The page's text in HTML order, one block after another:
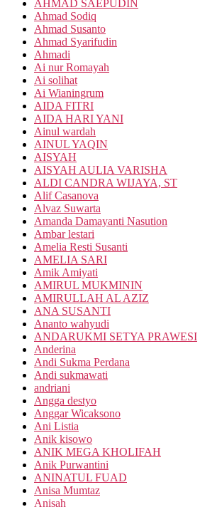
AHMAD SAEPUDIN
Ahmad Sodiq
Ahmad Susanto
Ahmad Syarifudin
Ahmadi
Ai nur Romayah
Ai solihat
Ai Wianingrum
AIDA FITRI
AIDA HARI YANI
Ainul wardah
AINUL YAQIN
AISYAH
AISYAH AULIA VARISHA
ALDI CANDRA WIJAYA, ST
Alif Casanova
Alvaz Suwarta
Amanda Damayanti Nasution
Ambar lestari
Amelia Resti Susanti
AMELIA SARI
Amik Amiyati
AMIRUL MUKMININ
AMIRULLAH AL AZIZ
ANA SUSANTI
Ananto wahyudi
ANDARUKMI SETYA PRAWESI
Anderina
Andi Sukma Perdana
Andi sukmawati
andriani
Angga destyo
Anggar Wicaksono
Ani Listia
Anik kisowo
ANIK MEGA KHOLIFAH
Anik Purwantini
ANINATUL FUAD
Anisa Mumtaz
Anisah